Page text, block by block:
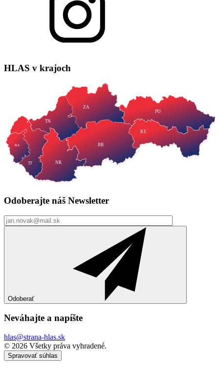
HLAS v krajoch
TT NR
TN
ZA
BB
PO
KE
BA
Odoberajte náš Newsletter
Odoberať
Neváhajte a napíšte
hlas@strana-hlas.sk
©️ 2026 Všetky práva vyhradené.
Spravovať súhlas